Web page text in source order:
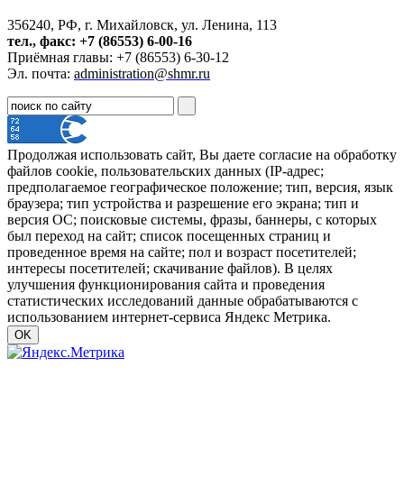
356240, РФ, г. Михайловск, ул. Ленина, 113
тел., факс: +7 (86553) 6-00-16
Приёмная главы: +7 (86553) 6-30-12
Эл. почта: administration@shmr.ru
Продолжая использовать сайт, Вы даете согласие на обработку
файлов cookie, пользовательских данных (IP-адрес;
предполагаемое географическое положение; тип, версия, язык
браузера; тип устройства и разрешение его экрана; тип и
версия ОС; поисковые системы, фразы, баннеры, с которых
был переход на сайт; список посещенных страниц и
проведенное время на сайте; пол и возраст посетителей;
интересы посетителей; скачивание файлов). В целях
улучшения функционирования сайта и проведения
статистических исследований данные обрабатываются с
использованием интернет-сервиса Яндекс Метрика.
OK